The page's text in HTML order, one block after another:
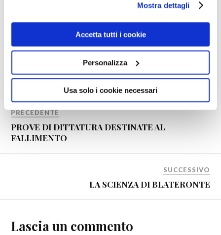
Mostra dettagli
Accetta tutti i cookie
Personalizza
Usa solo i cookie necessari
MASSONERIA
PRECEDENTE
PROVE DI DITTATURA DESTINATE AL
FALLIMENTO
SUCCESSIVO
LA SCIENZA DI BLATERONTE
Lascia un commento